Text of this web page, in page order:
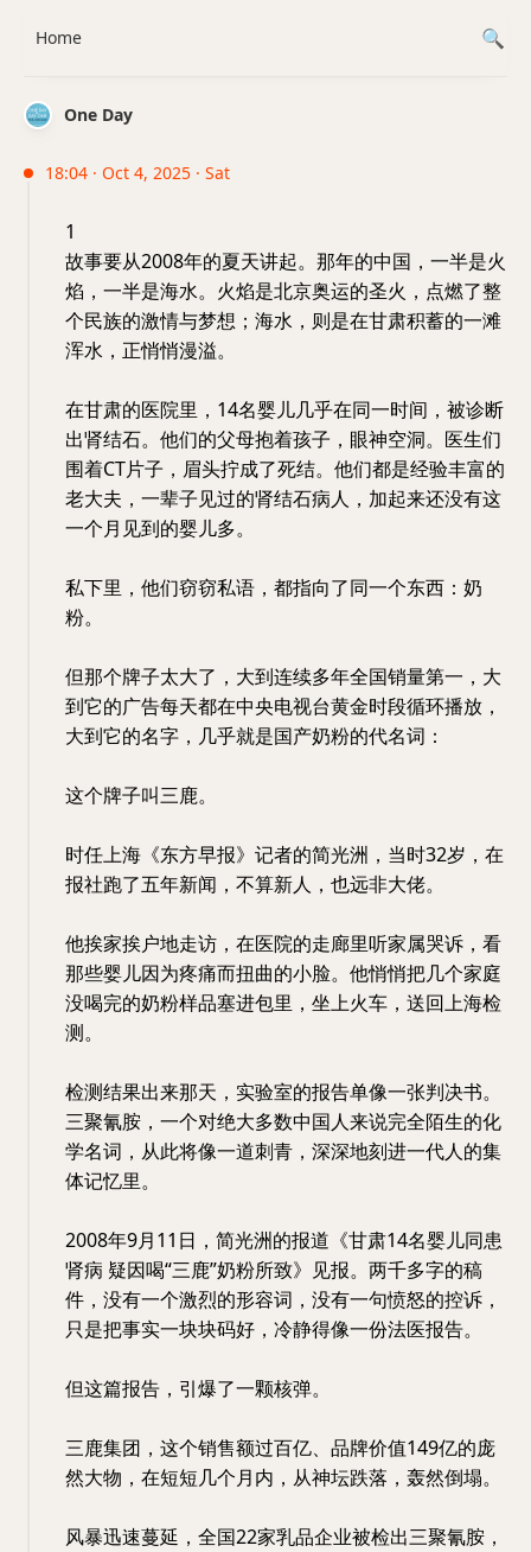
One Day
18:04 · Oct 4, 2025 · Sat
1
故事要从2008年的夏天讲起。那年的中国，一半是火
焰，一半是海水。火焰是北京奥运的圣火，点燃了整
个民族的激情与梦想；海水，则是在甘肃积蓄的一滩
浑水，正悄悄漫溢。
在甘肃的医院里，14名婴儿几乎在同一时间，被诊断
出肾结石。他们的父母抱着孩子，眼神空洞。医生们
围着CT片子，眉头拧成了死结。他们都是经验丰富的
老大夫，一辈子见过的肾结石病人，加起来还没有这
一个月见到的婴儿多。
私下里，他们窃窃私语，都指向了同一个东西：奶
粉。
但那个牌子太大了，大到连续多年全国销量第一，大
到它的广告每天都在中央电视台黄金时段循环播放，
大到它的名字，几乎就是国产奶粉的代名词：
这个牌子叫三鹿。
时任上海《东方早报》记者的简光洲，当时32岁，在
报社跑了五年新闻，不算新人，也远非大佬。
他挨家挨户地走访，在医院的走廊里听家属哭诉，看
那些婴儿因为疼痛而扭曲的小脸。他悄悄把几个家庭
没喝完的奶粉样品塞进包里，坐上火车，送回上海检
测。
检测结果出来那天，实验室的报告单像一张判决书。
三聚氰胺，一个对绝大多数中国人来说完全陌生的化
学名词，从此将像一道刺青，深深地刻进一代人的集
体记忆里。
2008年9月11日，简光洲的报道《甘肃14名婴儿同患
肾病 疑因喝“三鹿”奶粉所致》见报。两千多字的稿
件，没有一个激烈的形容词，没有一句愤怒的控诉，
只是把事实一块块码好，冷静得像一份法医报告。
但这篇报告，引爆了一颗核弹。
三鹿集团，这个销售额过百亿、品牌价值149亿的庞
然大物，在短短几个月内，从神坛跌落，轰然倒塌。
风暴迅速蔓延，全国22家乳品企业被检出三聚氰胺，
Home